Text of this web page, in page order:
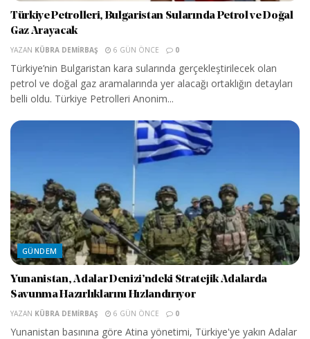
Türkiye Petrolleri, Bulgaristan Sularında Petrol ve Doğal
Gaz Arayacak
YAZAN KÜBRA DEMIRBAŞ 6 GÜN ÖNCE 0
Türkiye’nin Bulgaristan kara sularında gerçekleştirilecek olan
petrol ve doğal gaz aramalarında yer alacağı ortaklığın detayları
belli oldu. Türkiye Petrolleri Anonim...
GÜNDEM
Yunanistan, Adalar Denizi’ndeki Stratejik Adalarda
Savunma Hazırlıklarını Hızlandırıyor
YAZAN KÜBRA DEMIRBAŞ 6 GÜN ÖNCE 0
Yunanistan basınına göre Atina yönetimi, Türkiye'ye yakın Adalar